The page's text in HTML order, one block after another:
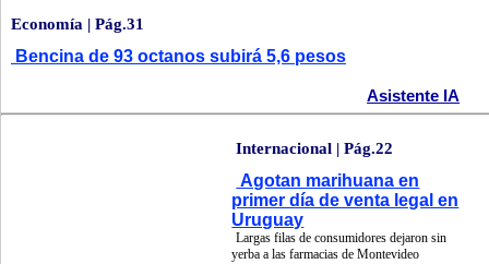
Economía | Pág.31
Bencina de 93 octanos subirá 5,6 pesos
Asistente IA
Internacional | Pág.22
Agotan marihuana en
primer día de venta legal en
Uruguay
Largas filas de consumidores dejaron sin
yerba a las farmacias de Montevideo